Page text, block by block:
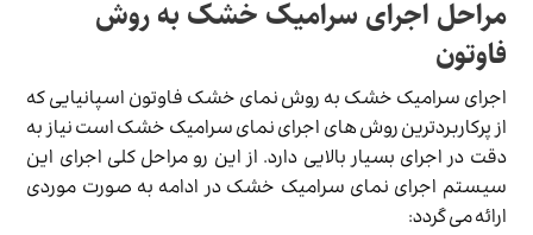
مراحل اجرای سرامیک خشک به روش
فاوتون
اجرای سرامیک خشک به روش نمای خشک فاوتون اسپانیایی که
از پرکاربردترین روش های اجرای نمای سرامیک خشک است نیاز به
دقت در اجرای بسیار بالایی دارد. از این رو مراحل کلی اجرای این
سیستم اجرای نمای سرامیک خشک در ادامه به صورت موردی
ارائه می گردد: